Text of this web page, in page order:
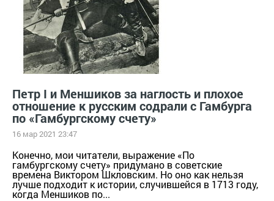
Петр I и Меншиков за наглость и плохое
отношение к русским содрали с Гамбурга
по «Гамбургскому счету»
16 мар 2021 23:47
Конечно, мои читатели, выражение «По
гамбургскому счету» придумано в советские
времена Виктором Шкловским. Но оно как нельзя
лучше подходит к истории, случившейся в 1713 году,
когда Меншиков по...